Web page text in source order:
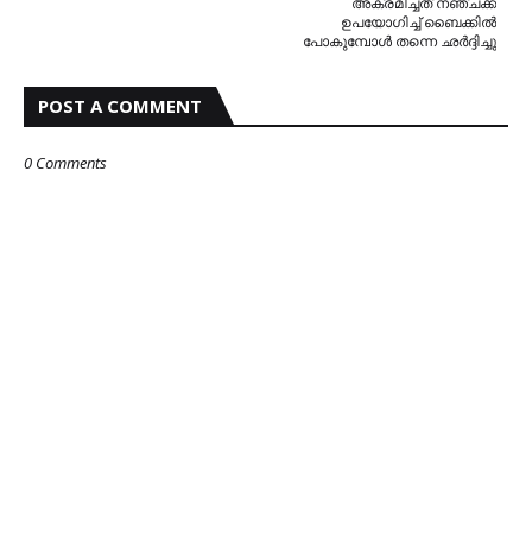
ഉപയോഗിച്ച് ബൈക്കിൽ
പോകുമ്പോൾ തന്നെ ഛർദ്ദിച്ചു
POST A COMMENT
0 Comments